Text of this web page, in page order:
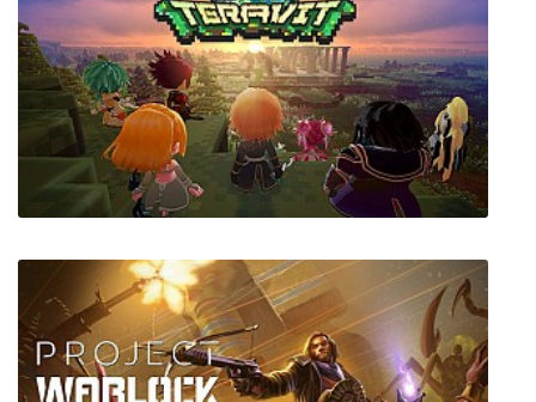
Cook, Serve, Delicious